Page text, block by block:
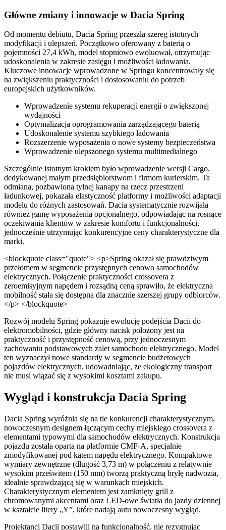
Główne zmiany i innowacje w Dacia Spring
Od momentu debiutu, Dacia Spring przeszła szereg istotnych
modyfikacji i ulepszeń. Początkowo oferowany z baterią o
pojemności 27,4 kWh, model stopniowo ewoluował, otrzymując
udoskonalenia w zakresie zasięgu i możliwości ładowania.
Kluczowe innowacje wprowadzone w Springu koncentrowały się
na zwiększeniu praktyczności i dostosowaniu do potrzeb
europejskich użytkowników.
Wprowadzenie systemu rekuperacji energii o zwiększonej
wydajności
Optymalizacja oprogramowania zarządzającego baterią
Udoskonalenie systemu szybkiego ładowania
Rozszerzenie wyposażenia o nowe systemy bezpieczeństwa
Wprowadzenie ulepszonego systemu multimedialnego
Szczególnie istotnym krokiem było wprowadzenie wersji Cargo,
dedykowanej małym przedsiębiorstwom i firmom kurierskim. Ta
odmiana, pozbawiona tylnej kanapy na rzecz przestrzeni
ładunkowej, pokazała elastyczność platformy i możliwości adaptacji
modelu do różnych zastosowań. Dacia systematycznie rozwijała
również gamę wyposażenia opcjonalnego, odpowiadając na rosnące
oczekiwania klientów w zakresie komfortu i funkcjonalności,
jednocześnie utrzymując konkurencyjne ceny charakterystyczne dla
marki.
<blockquote class="quote"> <p>Spring okazał się prawdziwym
przełomem w segmencie przystępnych cenowo samochodów
elektrycznych. Połączenie praktyczności crossovera z
zeroemisyjnym napędem i rozsądną ceną sprawiło, że elektryczna
mobilność stała się dostępna dla znacznie szerszej grupy odbiorców.
</p> </blockquote>
Rozwój modelu Spring pokazuje ewolucję podejścia Dacii do
elektromobilności, gdzie główny nacisk położony jest na
praktyczność i przystępność cenową, przy jednoczesnym
zachowaniu podstawowych zalet samochodu elektrycznego. Model
ten wyznaczył nowe standardy w segmencie budżetowych
pojazdów elektrycznych, udowadniając, że ekologiczny transport
nie musi wiązać się z wysokimi kosztami zakupu.
Wygląd i konstrukcja Dacia Spring
Dacia Spring wyróżnia się na tle konkurencji charakterystycznym,
nowoczesnym designem łączącym cechy miejskiego crossovera z
elementami typowymi dla samochodów elektrycznych. Konstrukcja
pojazdu została oparta na platformie CMF-A, specjalnie
zmodyfikowanej pod kątem napędu elektrycznego. Kompaktowe
wymiary zewnętrzne (długość 3,73 m) w połączeniu z relatywnie
wysokim prześwitem (150 mm) tworzą praktyczną bryłę nadwozia,
idealnie sprawdzającą się w warunkach miejskich.
Charakterystycznym elementem jest zamknięty grill z
chromowanymi akcentami oraz LED-owe światła do jazdy dziennej
w kształcie litery „Y”, które nadają autu nowoczesny wygląd.
Projektanci Dacii postawili na funkcjonalność, nie rezygnując